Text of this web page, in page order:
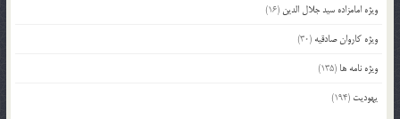
ویژه امامزاده سید جلال الدین (16)
ویژه کاروان صادقیه (30)
ویژه نامه ها (135)
یهودیت (194)